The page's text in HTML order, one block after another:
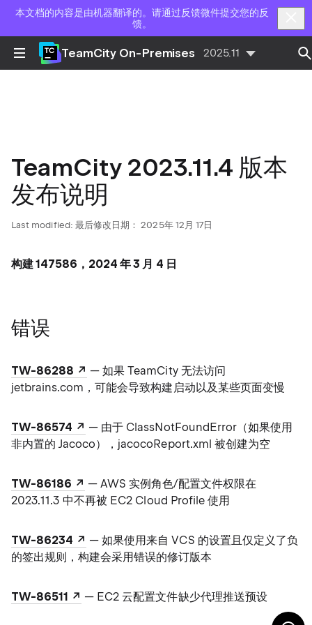
本文档的内容是由机器翻译的。请通过反馈微件提交您的反
馈。
TeamCity On-Premises 2025.11
TeamCity 2023.11.4 版本
发布说明
Last modified: 最后修改日期： 2025年 12月 17日
构建 147586，2024 年 3 月 4 日
错误
TW-86288
— 如果 TeamCity 无法访问
jetbrains.com，可能会导致构建启动以及某些页面变慢
TW-86574
— 由于 ClassNotFoundError（如果使用
非内置的 Jacoco），jacocoReport.xml 被创建为空
TW-86186
— AWS 实例角色/配置文件权限在
2023.11.3 中不再被 EC2 Cloud Profile 使用
TW-86234
— 如果使用来自 VCS 的设置且仅定义了负
的签出规则，构建会采用错误的修订版本
TW-86511 — EC2 云配置文件缺少代理推送预设